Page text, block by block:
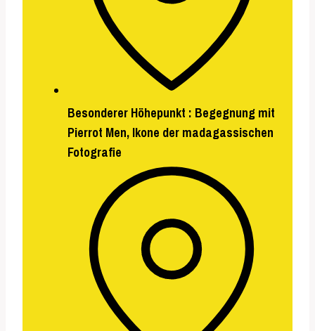
Besonderer Höhepunkt : Begegnung mit
Pierrot Men, Ikone der madagassischen
Fotografie